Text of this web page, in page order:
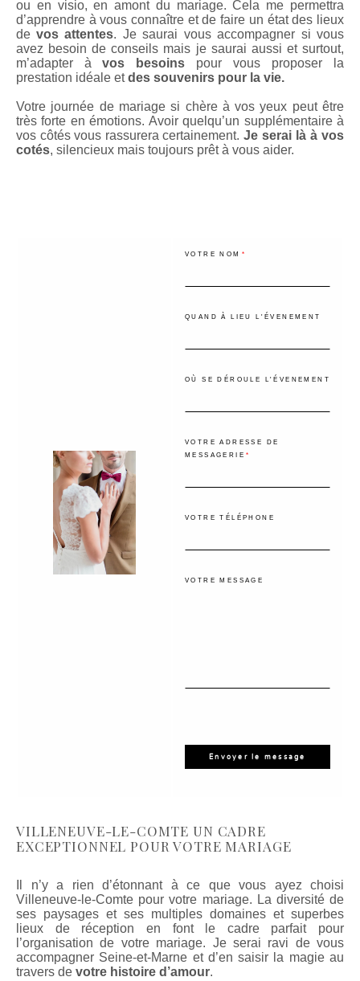
ou en visio, en amont du mariage. Cela me permettra
d’apprendre à vous connaître et de faire un état des lieux
de vos attentes. Je saurai vous accompagner si vous
avez besoin de conseils mais je saurai aussi et surtout,
m’adapter à vos besoins pour vous proposer la
prestation idéale etdes souvenirs pour la vie.
Votre journée de mariage si chère à vos yeux peut être
très forte en émotions. Avoir quelqu’un supplémentaire à
vos côtés vous rassurera certainement. Je serai là à vos
cotés, silencieux mais toujours prêt à vous aider.
VOTRE NOM
QUAND À LIEU L'ÉVENEMENT
OÙ SE DÉROULE L'ÉVENEMENT
VOTRE ADRESSE DE
MESSAGERIE
VOTRE TÉLÉPHONE
VOTRE MESSAGE
VILLENEUVE-LE-COMTE UN CADRE
EXCEPTIONNEL POUR VOTRE MARIAGE
Il n’y a rien d’étonnant à ce que vous ayez choisi
Villeneuve-le-Comte pour votre mariage. La diversité de
ses paysages et ses multiples domaines et superbes
lieux de réception en font le cadre parfait pour
l’organisation de votre mariage. Je serai ravi de vous
accompagner Seine-et-Marne et d’en saisir la magie au
travers de votre histoire d’amour.